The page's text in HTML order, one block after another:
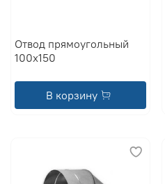
Отвод прямоугольный
100x150
В корзину